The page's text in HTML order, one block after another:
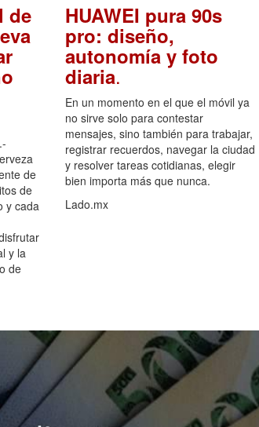
de
de
de
y cada
y la
de
HUAWEI pura 90s
pro: diseño,
autonomía y foto
diaria.
En un momento en el que el móvil ya
no sirve solo para contestar
mensajes, sino también para trabajar,
registrar recuerdos, navegar la ciudad
y resolver tareas cotidianas, elegir
bien importa más que nunca.
Lado.mx